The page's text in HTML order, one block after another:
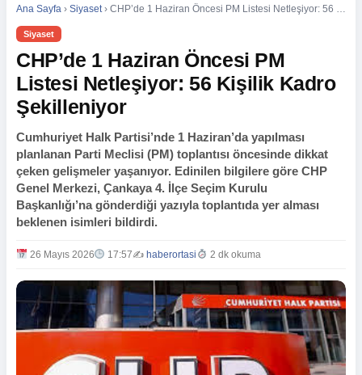
Ana Sayfa › Siyaset › CHP’de 1 Haziran Öncesi PM Listesi Netleşiyor: 56 Kişilik Kadro Şekilleniyor
Siyaset
CHP’de 1 Haziran Öncesi PM
Listesi Netleşiyor: 56 Kişilik Kadro
Şekilleniyor
Cumhuriyet Halk Partisi’nde 1 Haziran’da yapılması
planlanan Parti Meclisi (PM) toplantısı öncesinde dikkat
çeken gelişmeler yaşanıyor. Edinilen bilgilere göre CHP
Genel Merkezi, Çankaya 4. İlçe Seçim Kurulu
Başkanlığı’na gönderdiği yazıyla toplantıda yer alması
beklenen isimleri bildirdi.
26 Mayıs 2026 17:57✍️ haberortasi 2 dk okuma